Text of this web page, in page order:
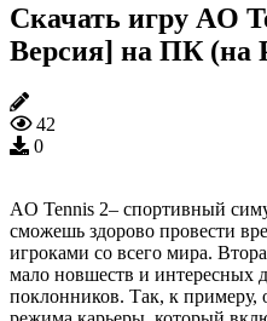
Скачать игру AO
Версия] на ПК (на
42
0
AO Tennis 2– спортивный
сможешь здорово провести
игроками со всего мира.
мало новшеств и интересных
поклонников. Так, к примеру,